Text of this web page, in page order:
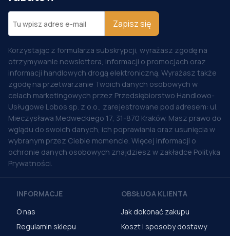
Zapisz się
Korzystając z formularza subskrypcji, wyrażasz zgodę na
otrzymywanie newslettera, informacji o promocjach oraz
informacji handlowych drogą elektroniczną. Wyrażasz także
zgodę na przetwarzanie Twoich danych osobowych w
celach marketingowych przez Przedsiębiorstwo Handlowo-
Usługowe Lobos sp. z o.o., zarejestrowane pod adresem: ul.
Mieczysława Medweckiego 17, 31-870 Kraków. Masz prawo do
wglądu do swoich danych, ich poprawiania oraz usunięcia w
wybranym przez Ciebie momencie. Więcej informacji o
ochronie danych osobowych znajdziesz w zakładce Polityka
Prywatności.
INFORMACJE
O nas
Regulamin sklepu
OBSŁUGA KLIENTA
Jak dokonać zakupu
Koszt i sposoby dostawy